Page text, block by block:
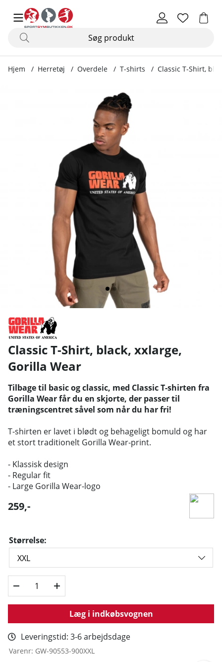
Hjem Herretøj Overdele T-shirts Classic T-Shirt,
Produktbilleder Classic T-Shirt, black
Classic T-Shirt, black, xxlarge,
Gorilla Wear
Tilbage til basic og classic, med Classic T-shirten fra
Gorilla Wear får du en skjorte, der passer til
træningscentret såvel som når du har fri!
T-shirten er lavet i blødt og behageligt bomuld og har
et stort traditionelt Gorilla Wear-print.
- Klassisk design
- Regular fit
- Large Gorilla Wear-logo
259,-
Størrelse:
Læg i indkøbsvognen
Leveringstid: 3-6 arbejdsdage
Varenr: GW-90553-900XXL